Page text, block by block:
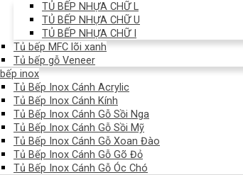
TỦ BẾP NHỰA CHỮ L
TỦ BẾP NHỰA CHỮ U
TỦ BẾP NHỰA CHỮ I
Tủ bếp MFC lõi xanh
Tủ bếp gỗ Veneer
inox
Tủ Bếp Inox Cánh Acrylic
Tủ Bếp Inox Cánh Kính
Tủ Bếp Inox Cánh Gỗ Sồi Nga
Tủ Bếp Inox Cánh Gỗ Sồi Mỹ
Tủ Bếp Inox Cánh Gỗ Xoan Đào
Tủ Bếp Inox Cánh Gỗ Gõ Đỏ
Tủ Bếp Inox Cánh Gỗ Óc Chó